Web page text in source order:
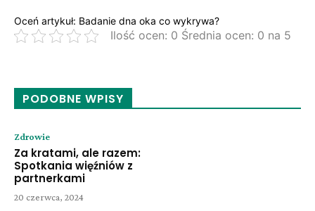
Oceń artykuł: Badanie dna oka co wykrywa?
Ilość ocen: 0 Średnia ocen: 0 na 5
PODOBNE WPISY
Zdrowie
Za kratami, ale razem:
Spotkania więźniów z
partnerkami
20 czerwca, 2024